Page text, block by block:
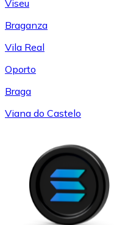
Viseu
Braganza
Vila Real
Oporto
Braga
Viana do Castelo